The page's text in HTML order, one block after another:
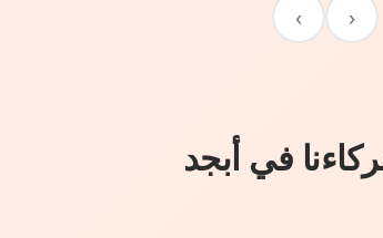
‹
›
في أبجد